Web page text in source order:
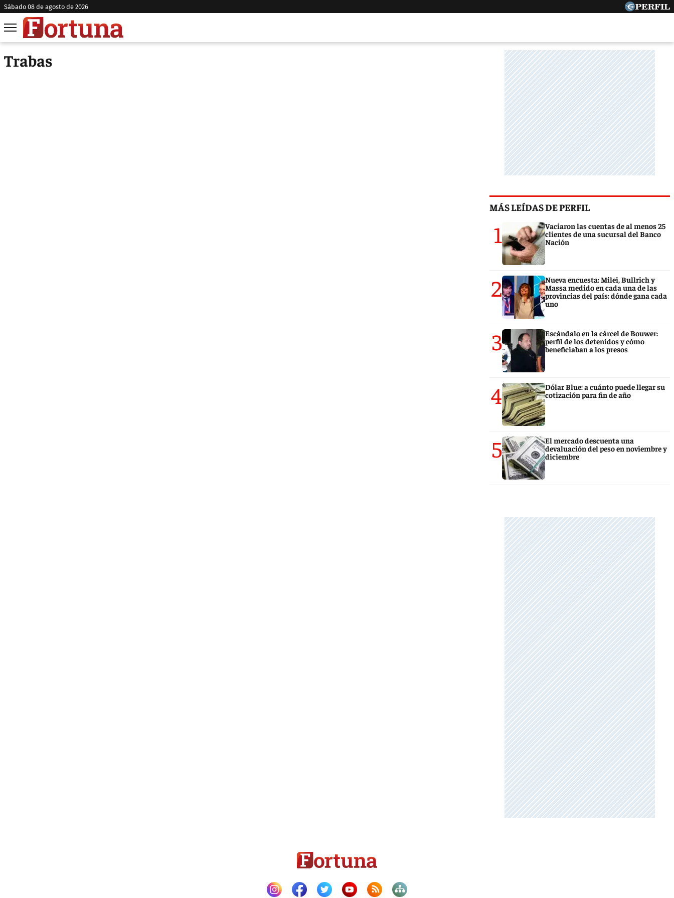
sábado 08 de agosto de 2026
Trabas
MÁS LEÍDAS DE PERFIL
1
Vaciaron las cuentas de al menos 25
clientes de una sucursal del Banco
Nación
2
Nueva encuesta: Milei, Bullrich y
Massa medido en cada una de las
provincias del país: dónde gana cada
uno
3
Escándalo en la cárcel de Bouwer:
perfil de los detenidos y cómo
beneficiaban a los presos
4
Dólar Blue: a cuánto puede llegar su
cotización para fin de año
5
El mercado descuenta una
devaluación del peso en noviembre y
diciembre